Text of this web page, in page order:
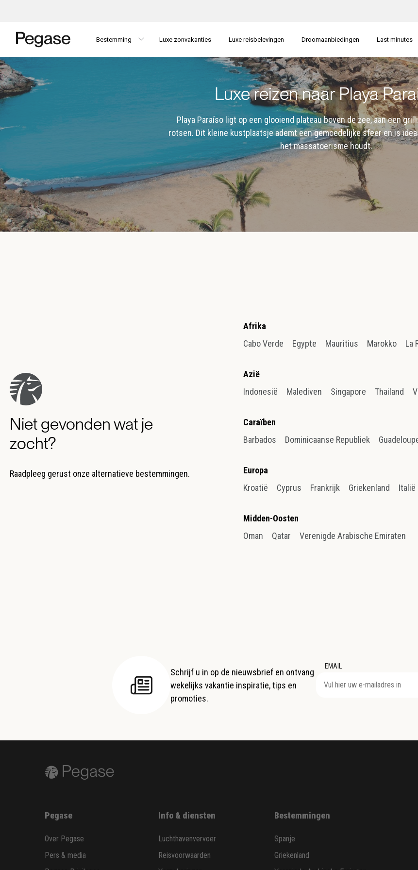
Bestemming Luxe zonvakanties Luxe reisbelevingen Droomaanbiedingen Last minutes
Luxe reizen naar Playa
Playa Paraíso ligt op een glooiend plateau boven de zee, aan een
rotsen. Dit kleine kustplaatsje ademt een gemoedelijke sfeer en is
het massatoerisme houdt.
Niet gevonden wat je
zocht?
Raadpleeg gerust onze alternatieve bestemmingen.
Afrika
Cabo Verde
Egypte Mauritius Marokko La
Azië
Indonesië
Malediven Singapore Thailand
Caraïben
Barbados
Dominicaanse Republiek
Europa
Kroatië
Cyprus Frankrijk Griekenland Italië
Midden-Oosten
Oman
Qatar Verenigde Arabische Emiraten
Schrijf u in op de nieuwsbrief en ontvang
wekelijks vakantie inspiratie, tips en
promoties.
EMAIL
Pegase
Over Pegase
Pers & media
Info & diensten
Luchthavenvervoer
Reisvoorwaarden
Bestemmingen
Spanje
Griekenland